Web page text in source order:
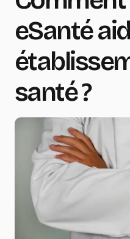
eSanté
santé ?